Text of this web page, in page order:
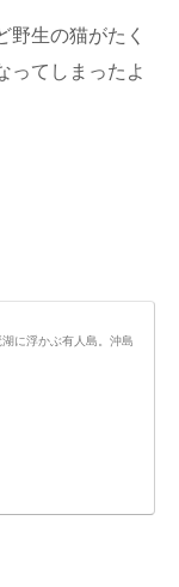
野生の猫がたく
ってしまったよ
に浮かぶ有人島。沖島